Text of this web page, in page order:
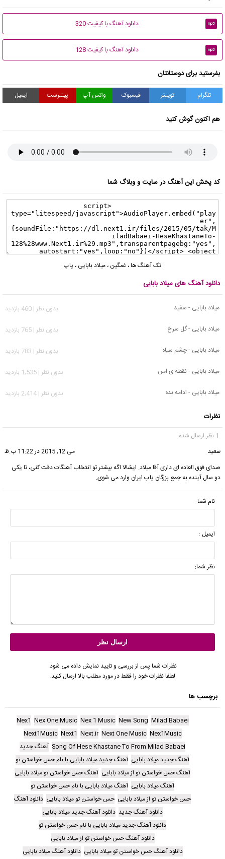
mp3 دانلود آهنگ با کیفیت 320
mp3 دانلود آهنگ با کیفیت 128
بفرستید برای دوستانتان
تلگرام توییتر فیسبوک واتس آپ پینترست ایمیل
هم اکنون گوش کنید
کد پخش این آهنگ در سایت و وبلاگ شما
تک آهنگ ها، غمگین ، میلاد بابایی ، پاپ
دانلود آهنگ های میلاد بابایی
میلاد بابایی - سفید
بدون نظر | 460 بازدید
میلاد بابایی - گل سرخ
بدون نظر | 765 بازدید
میلاد بابایی - چشم سیاه
بدون نظر | 783 بازدید
میلاد بابایی - نقطه ی امن
بدون نظر | 1,535 بازدید
میلاد بابایی - ادامه بده
بدون نظر | 2,414 بازدید
نظرات
1 نظر ارسال شده
سعید
می 12, 2015 در 11:22 ب.ظ
صدای فوق العاده ای داری آقا میلاد. ایشالا اگه بیشتر تو انتخاب آهنگات دقت کنی، تا یکی
دو سال آینده به جمع بزرگان پاپ ایران وارد می شوی.
نام شما :
ایمیل :
نظر شما:
نظرات شما پس از بررسی و تایید نمایش داده می شود.
لطفا نظرات خود را فقط در مورد مطلب بالا ارسال کنید.
برچسب ها
Milad Babaei
New Song
Nex 1 Music
Nex One Music
Nex1
Nex1Music
Next One Music
Next.ir
Next1
Next1Music
Song Of Hese Khastane To From Milad Babaei آهنگ جدید
آهنگ جدید میلاد بابایی آهنگ جدید میلاد بابایی با نام حس خواستن تو
آهنگ حس خواستن تو از میلاد بابایی آهنگ حس خواستن تو میلاد بابایی
آهنگ میلاد بابایی آهنگ میلاد بابایی با نام حس خواستن تو
حس خواستن تو از میلاد بابایی حس خواستن تو میلاد بابایی دانلود آهنگ
دانلود آهنگ جدید دانلود آهنگ جدید میلاد بابایی
دانلود آهنگ جدید میلاد بابایی با نام حس خواستن تو
دانلود آهنگ حس خواستن تو از میلاد بابایی
دانلود آهنگ حس خواستن تو میلاد بابایی دانلود آهنگ میلاد بابایی